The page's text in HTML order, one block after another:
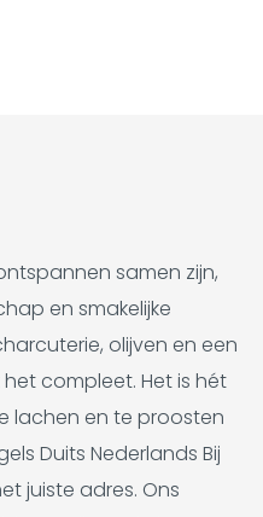
samen zijn,
en smakelijke
olijven en een
compleet. Het is hét
lachen en te proosten
Duits Nederlands Bij
juiste adres. Ons